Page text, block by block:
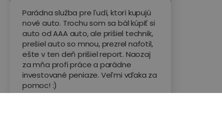
Parádna služba pre ľudí, ktorí kupujú
nové auto. Trochu som sa bál kúpiť si
auto od AAA auto, ale prišiel technik,
prešiel auto so mnou, prezrel nafotil,
ešte v ten deň prišiel report. Naozaj
za mňa profi práce a parádne
investované peniaze. Veľmi vďaka za
pomoc! :)